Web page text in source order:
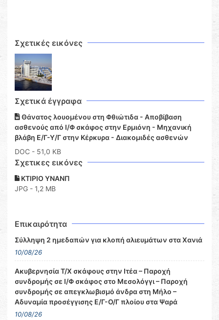
Σχετικές εικόνες
Σχετικά έγγραφα
Θάνατος λουομένου στη Φθιώτιδα - Αποβίβαση
ασθενούς από Ι/Φ σκάφος στην Ερμιόνη - Μηχανική
βλάβη Ε/Γ-Υ/Γ στην Κέρκυρα - Διακομιδές ασθενών
DOC - 51,0 KB
Σχετικες εικόνες
ΚΤΙΡΙΟ ΥΝΑΝΠ
JPG - 1,2 MB
Επικαιρότητα
Σύλληψη 2 ημεδαπών για κλοπή αλιευμάτων στα Χανιά
10/08/26
Ακυβερνησία Τ/Χ σκάφους στην Ιτέα – Παροχή
συνδρομής σε Ι/Φ σκάφος στο Μεσολόγγι – Παροχή
συνδρομής σε απεγκλωβισμό άνδρα στη Μήλο –
Αδυναμία προσέγγισης Ε/Γ-Ο/Γ πλοίου στα Ψαρά
10/08/26